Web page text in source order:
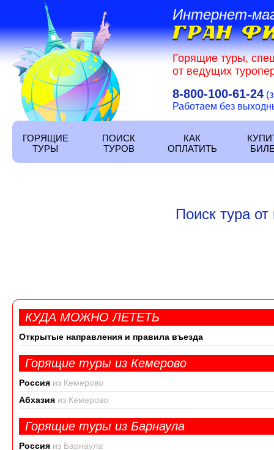
Интернет-
Горящие туры,
от ведущих
8-800-100-61-24
Работаем без
ГОРЯЩИЕ
ТУРЫ
ПОИСК
ТУРОВ
КАК
ОПЛАТИТЬ
Поиск тура
КУДА МОЖНО ЛЕТЕТЬ
Открытые направления и правила въезда
Горящие туры из Кемерово
Россия из Кемерово
Абхазия из Кемерово
Горящие туры из Барнаула
Россия из Барнаула